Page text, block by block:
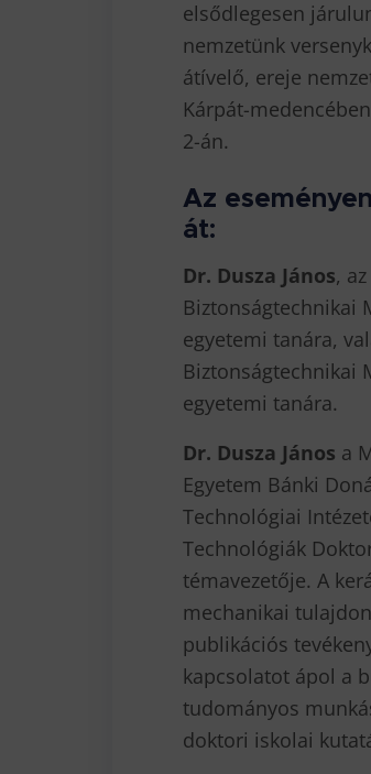
elsődlegesen
nemzetünk
átívelő, ereje
Kárpát-
2-án.
Az
át:
Dr. Dusza János,
Biztonságtechnikai
egyetemi tanára,
Biztonságtechnikai
egyetemi tanára.
Dr. Dusza János a
Egyetem Bánki
Technológiai
Technológiák
témavezetője. A
mechanikai
publikációs
kapcsolatot ápol a
tudományos
doktori iskolai